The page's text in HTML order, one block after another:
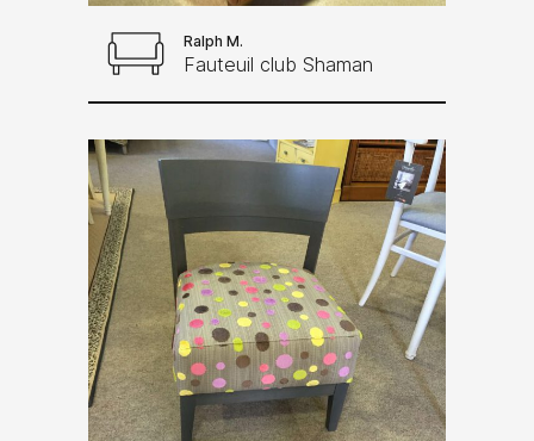
Ralph M.
Fauteuil club Shaman